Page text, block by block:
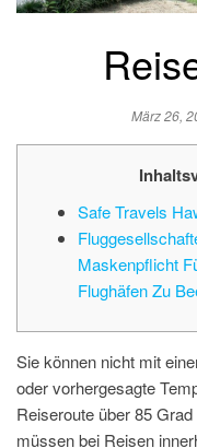
März 26,
Safe Travels
Maskenpflicht
Flughäfen Zu
Sie können nicht mit
oder vorhergesagte
Reiseroute über 85
müssen bei Reisen